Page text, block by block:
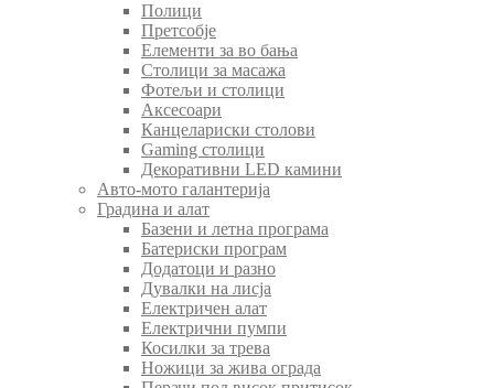
Полици
Претсобје
Елементи за во бања
Столици за масажа
Фотељи и столици
Аксесоари
Канцелариски столови
Gaming столици
Декоративни LED камини
Авто-мото галантерија
Градина и алат
Базени и летна програма
Батериски програм
Додатоци и разно
Дувалки на лисја
Електричен алат
Електрични пумпи
Косилки за трева
Ножици за жива ограда